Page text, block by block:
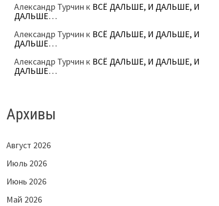
Александр Турчин к ВСЁ ДАЛЬШЕ, И ДАЛЬШЕ, И
ДАЛЬШЕ…
Александр Турчин к ВСЁ ДАЛЬШЕ, И ДАЛЬШЕ, И
ДАЛЬШЕ…
Александр Турчин к ВСЁ ДАЛЬШЕ, И ДАЛЬШЕ, И
ДАЛЬШЕ…
Архивы
Август 2026
Июль 2026
Июнь 2026
Май 2026